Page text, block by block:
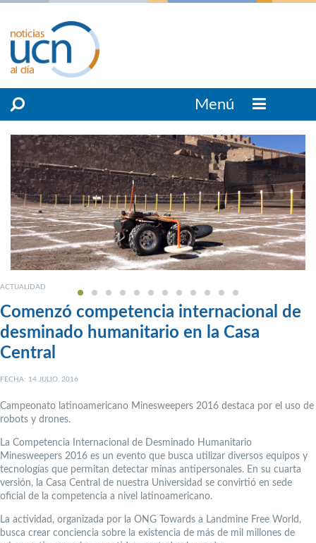
Menú
ACTUALIDAD
Comenzó competencia internacional de
desminado humanitario en la Casa
Central
FECHA: 14 JULIO, 2016
Campeonato latinoamericano Minesweepers 2016 destaca por el uso de
robots y drones.
La Competencia Internacional de Desminado Humanitario
Minesweepers 2016 es un evento que busca utilizar diversos equipos y
tecnologías que permitan detectar minas antipersonales. En su cuarta
versión, la Casa Central de nuestra Universidad se convirtió en sede
oficial de la competencia a nivel latinoamericano.
La actividad, organizada por la ONG Towards a Landmine Free World,
busca crear conciencia sobre la existencia de más de mil millones de